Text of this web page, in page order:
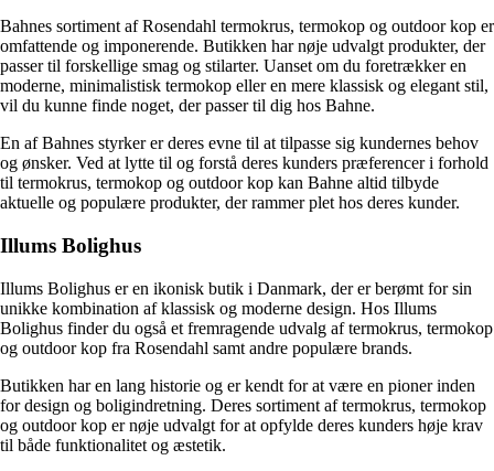
Bahnes sortiment af Rosendahl termokrus, termokop og outdoor kop er
omfattende og imponerende. Butikken har nøje udvalgt produkter, der
passer til forskellige smag og stilarter. Uanset om du foretrækker en
moderne, minimalistisk termokop eller en mere klassisk og elegant stil,
vil du kunne finde noget, der passer til dig hos Bahne.
En af Bahnes styrker er deres evne til at tilpasse sig kundernes behov
og ønsker. Ved at lytte til og forstå deres kunders præferencer i forhold
til termokrus, termokop og outdoor kop kan Bahne altid tilbyde
aktuelle og populære produkter, der rammer plet hos deres kunder.
Illums Bolighus
Illums Bolighus er en ikonisk butik i Danmark, der er berømt for sin
unikke kombination af klassisk og moderne design. Hos Illums
Bolighus finder du også et fremragende udvalg af termokrus, termokop
og outdoor kop fra Rosendahl samt andre populære brands.
Butikken har en lang historie og er kendt for at være en pioner inden
for design og boligindretning. Deres sortiment af termokrus, termokop
og outdoor kop er nøje udvalgt for at opfylde deres kunders høje krav
til både funktionalitet og æstetik.